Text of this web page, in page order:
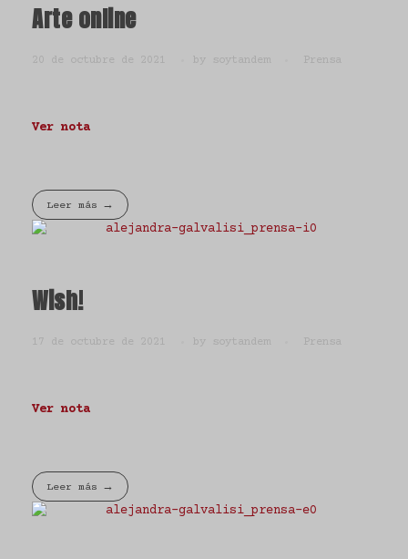
Arte online
20 de octubre de 2021 by soytandem Prensa
Ver nota
Leer más
Wish!
17 de octubre de 2021 by soytandem Prensa
Ver nota
Leer más